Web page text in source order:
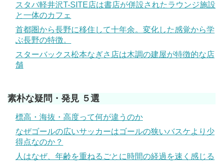
スタバ軽井沢T-SITE店は書店が併設されたラウンジ施設
と一体のカフェ
首都圏から長野に移住して十年余。変化した感覚から学
ぶ長野の特徴。
スターバックス松本なぎさ店は木調の建屋が特徴的な店
舗
素朴な疑問・発見 ５選
標高・海抜・高度って何が違うのか
なぜゴールの広いサッカーはゴールの狭いバスケより少
得点なのか？
人はなぜ、年齢を重ねるごとに時間の経過を速く感じる